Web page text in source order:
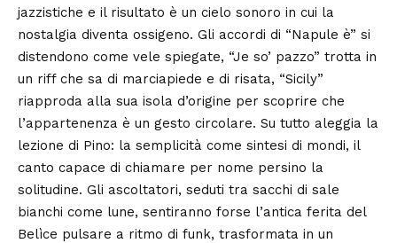
jazzistiche e il risultato è un cielo sonoro in cui la
nostalgia diventa ossigeno. Gli accordi di “Napule è” si
distendono come vele spiegate, “Je so’ pazzo” trotta in
un riff che sa di marciapiede e di risata, “Sicily”
riapproda alla sua isola d’origine per scoprire che
l’appartenenza è un gesto circolare. Su tutto aleggia la
lezione di Pino: la semplicità come sintesi di mondi, il
canto capace di chiamare per nome persino la
solitudine. Gli ascoltatori, seduti tra sacchi di sale
bianchi come lune, sentiranno forse l’antica ferita del
Belìce pulsare a ritmo di funk, trasformata in un